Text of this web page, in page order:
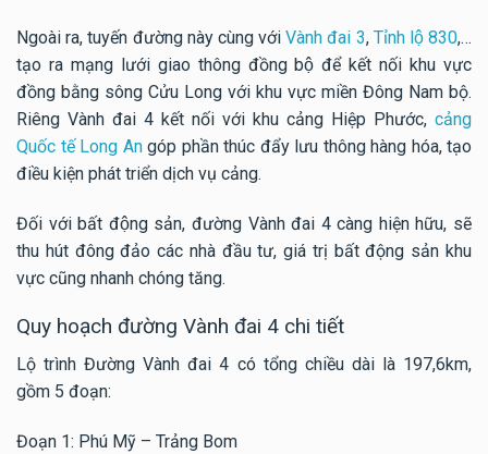
Ngoài ra, tuyến đường này cùng vớiVành đai 3, Tỉnh lộ 830,…
tạo ra mạng lưới giao thông đồng bộ để kết nối khu vực
đồng bằng sông Cửu Long với khu vực miền Đông Nam bộ.
Riêng Vành đai 4 kết nối với khu cảng Hiệp Phước, cảng
Quốc tế Long Angóp phần thúc đẩy lưu thông hàng hóa, tạo
điều kiện phát triển dịch vụ cảng.
Đối với bất động sản, đường Vành đai 4 càng hiện hữu, sẽ
thu hút đông đảo các nhà đầu tư, giá trị bất động sản khu
vực cũng nhanh chóng tăng.
Quy hoạch đường Vành đai 4 chi tiết
Lộ trình Đường Vành đai 4 có tổng chiều dài là 197,6km,
gồm 5 đoạn:
Đoạn 1: Phú Mỹ – Trảng Bom